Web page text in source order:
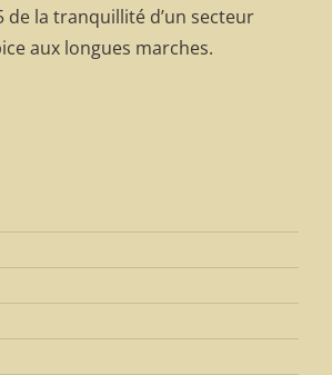
de la tranquillité d’un secteur
aux longues marches.